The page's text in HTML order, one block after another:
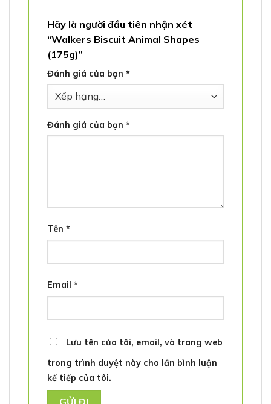
Hãy là người đầu tiên nhận xét
“Walkers Biscuit Animal Shapes
(175g)”
Đánh giá của bạn *
Đánh giá của bạn *
Tên *
Email *
Lưu tên của tôi, email, và trang web
trong trình duyệt này cho lần bình luận
kế tiếp của tôi.